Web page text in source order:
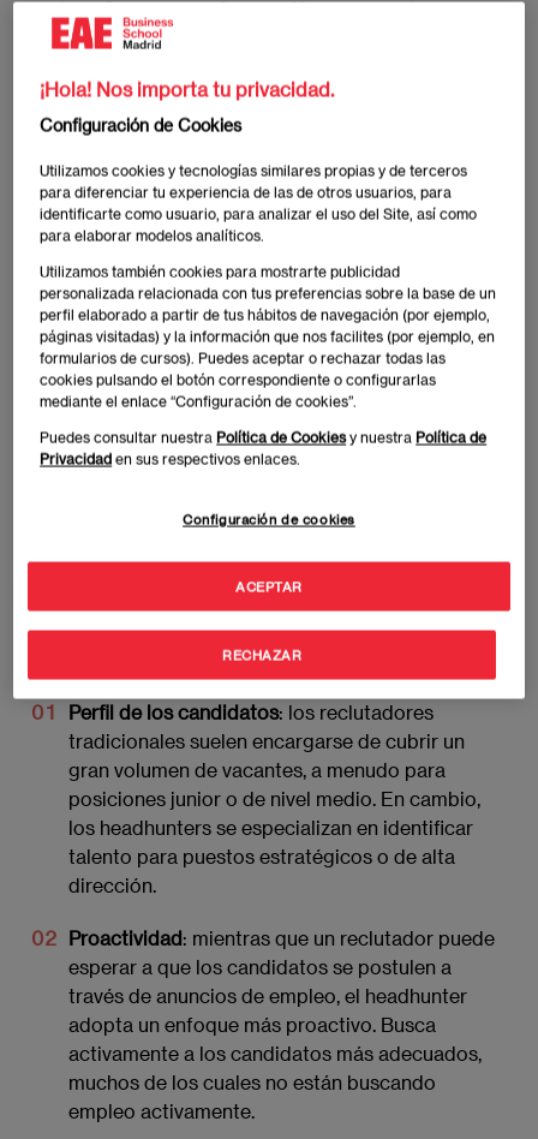
¿Qué es un headhunter?
cazatalentos, es un profesional especializado en la
identificación y reclutamiento de candidatos
en una empresa.
A diferencia de los reclutadores tradicionales, que
suelen gestionar procesos de selección masivos o
para posiciones más comunes, los headhunters se
enfocan en encontrar perfiles especializados y
difíciles de localizar. De este modo, suelen ser
contratados por empresas que buscan directivos,
altos ejecutivos o profesionales con habilidades
específicas y muy demandadas..
Diferencia entre headhunter y
Aunque tanto los headhunters como los reclutadores
enfoques y métodos difieren significativamente.
Perfil de los candidatos: los reclutadores
tradicionales suelen encargarse de cubrir un
gran volumen de vacantes, a menudo para
posiciones junior o de nivel medio. En cambio,
los headhunters se especializan en identificar
talento para puestos estratégicos o de alta
dirección.
Proactividad: mientras que un reclutador puede
esperar a que los candidatos se postulen a
través de anuncios de empleo, el headhunter
adopta un enfoque más proactivo. Busca
activamente a los candidatos más adecuados,
muchos de los cuales no están buscando
empleo activamente.
¡Hola! Nos importa tu privacidad.
Configuración de Cookies
Utilizamos cookies y tecnologías similares propias y de terceros
para diferenciar tu experiencia de las de otros usuarios, para
identificarte como usuario, para analizar el uso del Site, así como
para elaborar modelos analíticos.
Utilizamos también cookies para mostrarte publicidad
personalizada relacionada con tus preferencias sobre la base de un
perfil elaborado a partir de tus hábitos de navegación (por ejemplo,
páginas visitadas) y la información que nos facilites (por ejemplo, en
formularios de cursos). Puedes aceptar o rechazar todas las
cookies pulsando el botón correspondiente o configurarlas
mediante el enlace “Configuración de cookies”.
Puedes consultar nuestra Política de Cookiesy nuestra Política de
Privacidad en sus respectivos enlaces.
Configuración de cookies
RECHAZAR
ACEPTAR